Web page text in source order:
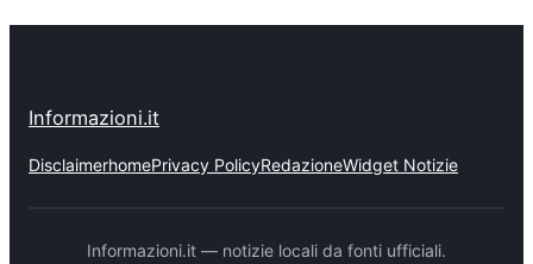
Informazioni.it
DisclaimerhomePrivacy PolicyRedazioneWidget Notizie
Informazioni.it — notizie locali da fonti ufficiali.